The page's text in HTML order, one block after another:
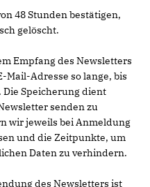
48 Stunden bestätigen,
gelöscht.
Empfang des Newsletters
Mail-Adresse so lange, bis
Die Speicherung dient
senden zu
wir jeweils bei Anmeldung
und die Zeitpunkte, um
Daten zu verhindern.
des Newsletters ist